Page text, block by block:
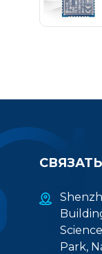
Park,